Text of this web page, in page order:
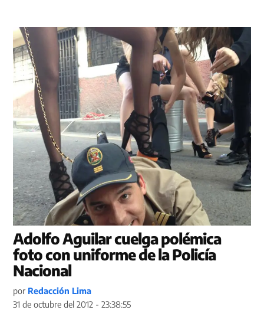
Adolfo Aguilar cuelga polémica
foto con uniforme de la Policía
Nacional
por Redacción Lima
31 de octubre del 2012 - 23:38:55